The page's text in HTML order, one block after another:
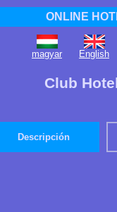
ONLINE
magyar English
Club
Descripción